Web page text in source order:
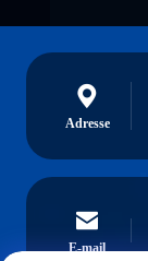
Adresse
E-mail